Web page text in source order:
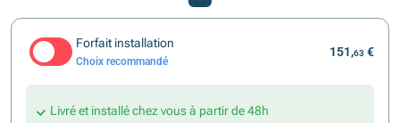
Forfait installation
Choix recommandé
151,63 €
Livré et installé chez vous à partir de 48h